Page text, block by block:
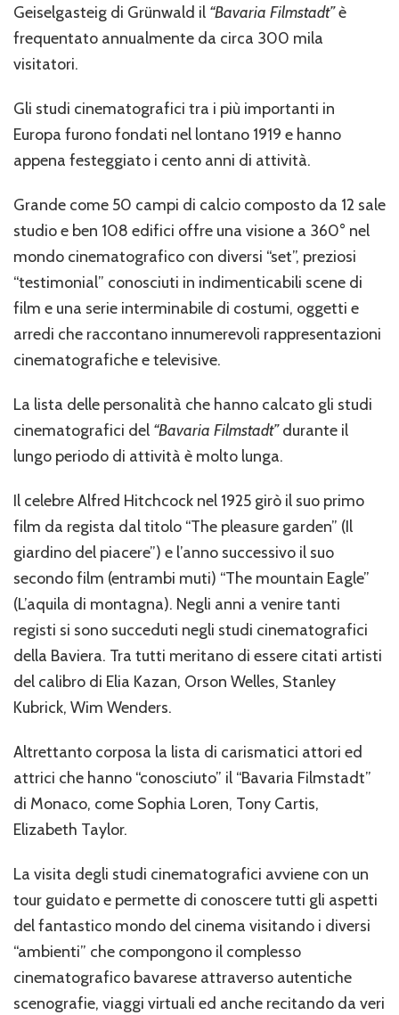
Geiselgasteig di Grünwald il “Bavaria Filmstadt”è
frequentato annualmente da circa 300 mila
visitatori.
Gli studi cinematografici tra i più importanti in
Europa furono fondati nel lontano 1919 e hanno
appena festeggiato i cento anni di attività.
Grande come 50 campi di calcio composto da 12 sale
studio e ben 108 edifici offre una visione a 360° nel
mondo cinematografico con diversi “set”, preziosi
“testimonial” conosciuti in indimenticabili scene di
film e una serie interminabile di costumi, oggetti e
arredi che raccontano innumerevoli rappresentazioni
cinematografiche e televisive.
La lista delle personalità che hanno calcato gli studi
cinematografici del “Bavaria Filmstadt”durante il
lungo periodo di attività è molto lunga.
Il celebre Alfred Hitchcock nel 1925 girò il suo primo
film da regista dal titolo “The pleasure garden” (Il
giardino del piacere”) e l’anno successivo il suo
secondo film (entrambi muti) “The mountain Eagle”
(L’aquila di montagna). Negli anni a venire tanti
registi si sono succeduti negli studi cinematografici
della Baviera. Tra tutti meritano di essere citati artisti
del calibro di Elia Kazan, Orson Welles, Stanley
Kubrick, Wim Wenders.
Altrettanto corposa la lista di carismatici attori ed
attrici che hanno “conosciuto” il “Bavaria Filmstadt”
di Monaco, come Sophia Loren, Tony Cartis,
Elizabeth Taylor.
La visita degli studi cinematografici avviene con un
tour guidato e permette di conoscere tutti gli aspetti
del fantastico mondo del cinema visitando i diversi
“ambienti” che compongono il complesso
cinematografico bavarese attraverso autentiche
scenografie, viaggi virtuali ed anche recitando da veri